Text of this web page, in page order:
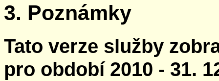
3. Poznámky
Tato verze služby
pro období 2010 - 31.